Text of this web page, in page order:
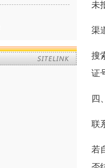
未
渠
搜
证
四
联
若